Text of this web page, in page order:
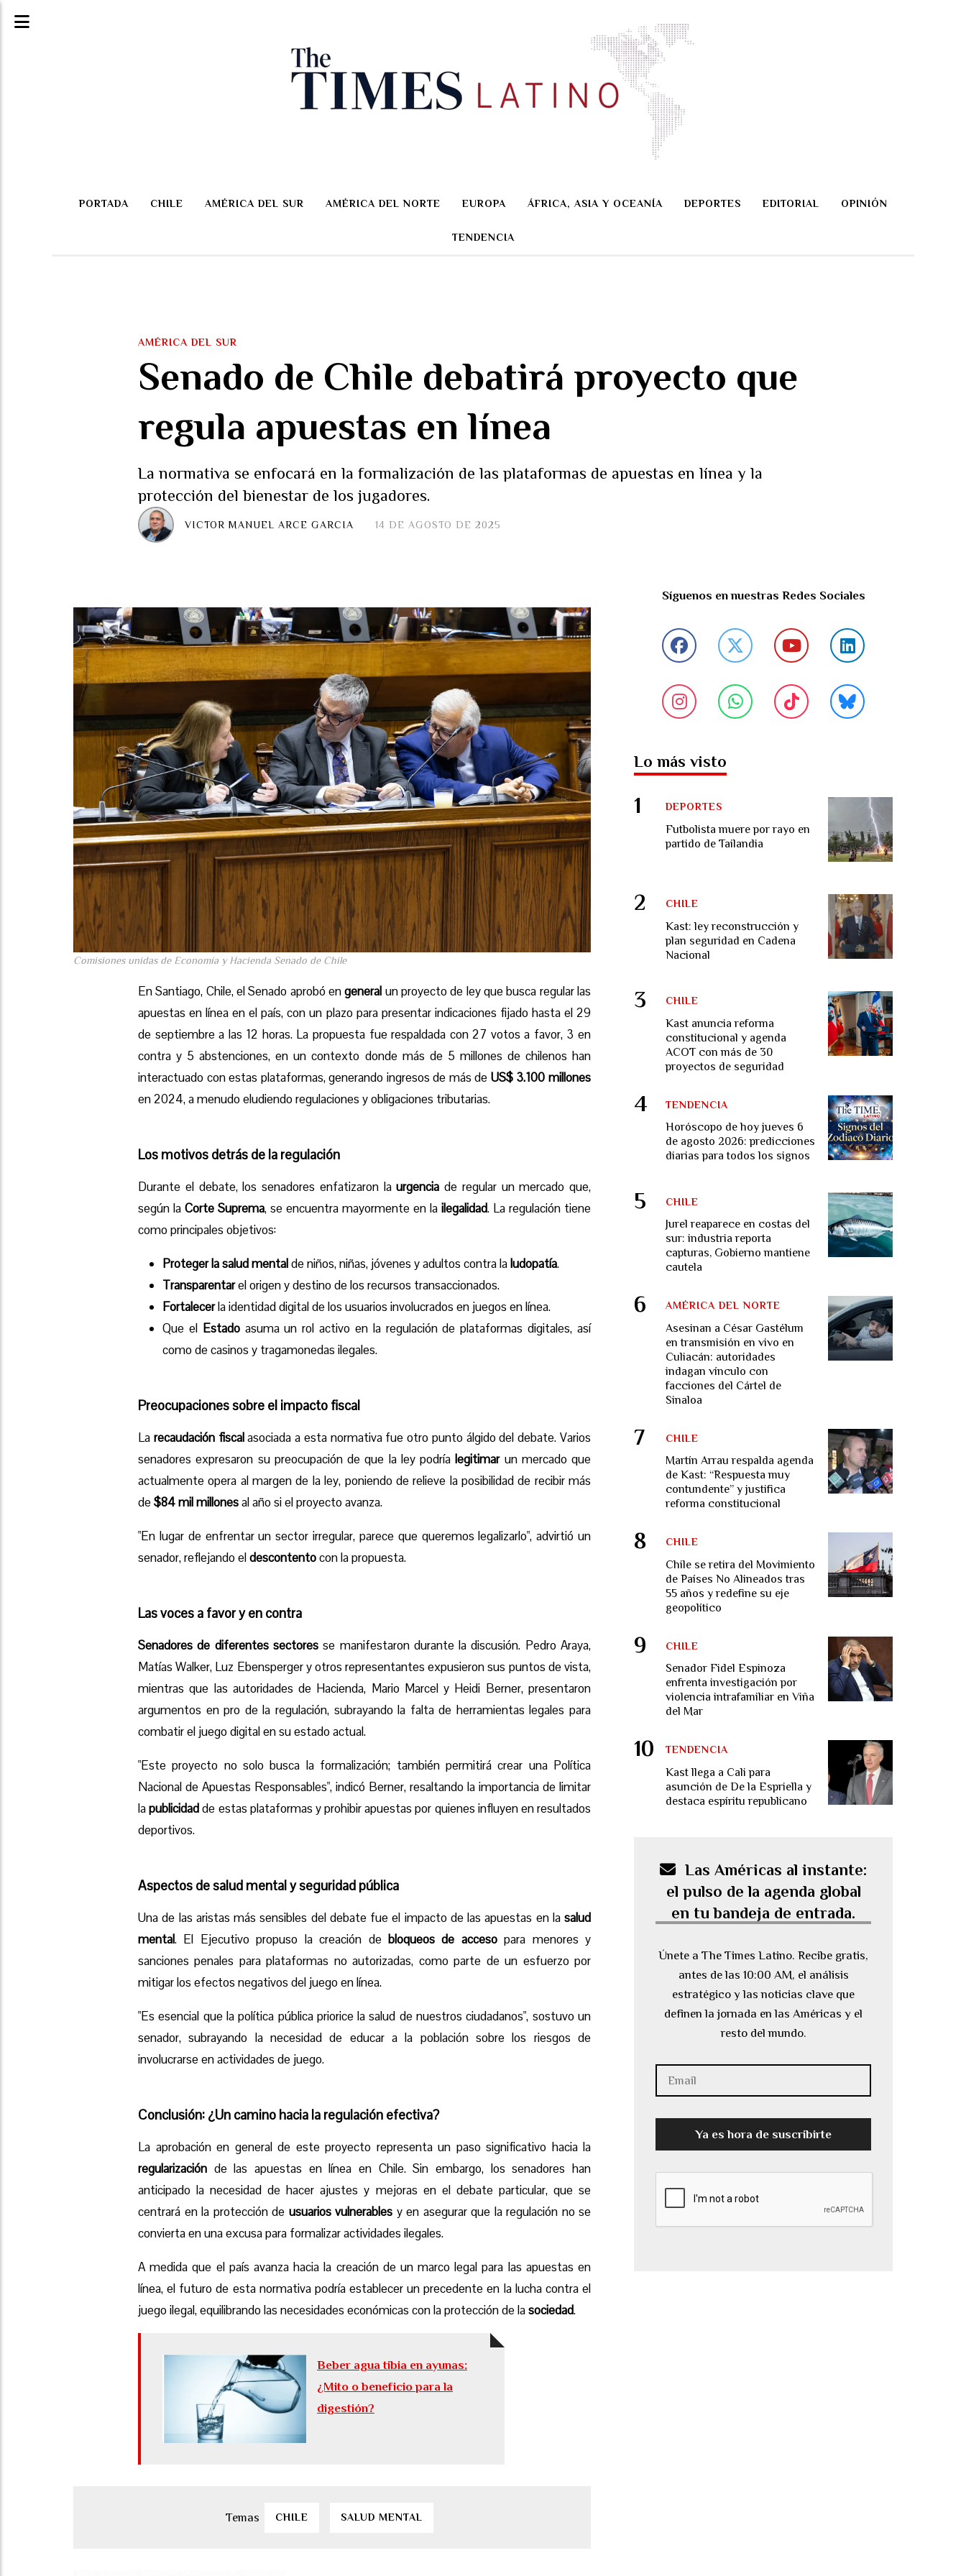
PORTADA CHILE AMÉRICA DEL SUR AMÉRICA DEL NORTE EUROPA ÁFRICA, ASIA Y OCEANÍA DEPORTES EDITORIAL OPINIÓN
TENDENCIA
Senado de Chile debatirá proyecto que
regula apuestas en línea
La normativa se enfocará en la formalización de las plataformas de apuestas en línea y la
protección del bienestar de los jugadores.
AMÉRICA DEL SUR
14 DE AGOSTO DE 2025
VICTOR MANUEL ARCE GARCIA
Comisiones unidas de Economía y Hacienda Senado de Chile
En Santiago, Chile, el Senado aprobó engeneral un proyecto de ley que busca regular las
apuestas en línea en el país, con un plazo para presentar indicaciones fijado hasta el 29
de septiembre a las 12 horas. La propuesta fue respaldada con 27 votos a favor, 3 en
contra y 5 abstenciones, en un contexto donde más de 5 millones de chilenos han
interactuado con estas plataformas, generando ingresos de más de US$ 3.100 millones
en 2024, a menudo eludiendo regulaciones y obligaciones tributarias.
Los motivos detrás de la regulación
Durante el debate, los senadores enfatizaron laurgencia de regular un mercado que,
según la Corte Suprema, se encuentra mayormente en la ilegalidad. La regulación tiene
como principales objetivos:
Proteger la salud mentalde niños, niñas, jóvenes y adultos contra laludopatía.
Transparentarel origen y destino de los recursos transaccionados.
Fortalecerla identidad digital de los usuarios involucrados en juegos en línea.
Que el Estadoasuma un rol activo en la regulación de plataformas digitales, así
como de casinos y tragamonedas ilegales.
Preocupaciones sobre el impacto fiscal
La recaudación fiscalasociada a esta normativa fue otro punto álgido del debate. Varios
senadores expresaron su preocupación de que la ley podríalegitimarun mercado que
actualmente opera al margen de la ley, poniendo de relieve la posibilidad de recibir más
de$84 mil millonesal año si el proyecto avanza.
"En lugar de enfrentar un sector irregular, parece que queremos legalizarlo", advirtió un
senador, reflejando eldescontentocon la propuesta.
Las voces a favor y en contra
Senadores de diferentes sectoresse manifestaron durante la discusión. Pedro Araya,
Matías Walker, Luz Ebensperger y otros representantes expusieron sus puntos de vista,
mientras que las autoridades de Hacienda, Mario Marcel y Heidi Berner, presentaron
argumentos en pro de la regulación, subrayando la falta de herramientas legales para
combatir el juego digital en su estado actual.
"Este proyecto no solo busca la formalización; también permitirá crear una Política
Nacional de Apuestas Responsables", indicó Berner, resaltando la importancia de limitar
lapublicidadde estas plataformas y prohibir apuestas por quienes influyen en resultados
deportivos.
Aspectos de salud mental y seguridad pública
Una de las aristas más sensibles del debate fue el impacto de las apuestas en la salud
mental. El Ejecutivo propuso la creación de bloqueos de accesopara menores y
sanciones penales para plataformas no autorizadas, como parte de un esfuerzo por
mitigar los efectos negativos del juego en línea.
"Es esencial que la política pública priorice la salud de nuestros ciudadanos", sostuvo un
senador, subrayando la necesidad de educar a la población sobre los riesgos de
involucrarse en actividades de juego.
Conclusión: ¿Un camino hacia la regulación efectiva?
La aprobación en general de este proyecto representa un paso significativo hacia la
regularización de las apuestas en línea en Chile. Sin embargo, los senadores han
anticipado la necesidad de hacer ajustes y mejoras en el debate particular, que se
centrará en la protección de usuarios vulnerables y en asegurar que la regulación no se
convierta en una excusa para formalizar actividades ilegales.
A medida que el país avanza hacia la creación de un marco legal para las apuestas en
línea, el futuro de esta normativa podría establecer un precedente en la lucha contra el
juego ilegal, equilibrando las necesidades económicas con la protección de lasociedad.
Beber agua tibia en ayunas:
¿Mito o beneficio para la
digestión?
CHILE SALUD MENTAL
Síguenos en nuestras Redes Sociales
Lo más visto
Futbolista muere por rayo en
partido de Tailandia
DEPORTES
Kast: ley reconstrucción y
plan seguridad en Cadena
Nacional
CHILE
Kast anuncia reforma
constitucional y agenda
ACOT con más de 30
proyectos de seguridad
CHILE
Horóscopo de hoy jueves 6
de agosto 2026: predicciones
diarias para todos los signos
TENDENCIA
Jurel reaparece en costas del
sur: industria reporta
capturas, Gobierno mantiene
cautela
CHILE
Asesinan a César Gastélum
en transmisión en vivo en
Culiacán: autoridades
indagan vínculo con
facciones del Cártel de
Sinaloa
AMÉRICA DEL NORTE
Martín Arrau respalda agenda
de Kast: “Respuesta muy
contundente” y justifica
reforma constitucional
CHILE
Chile se retira del Movimiento
de Países No Alineados tras
55 años y redefine su eje
geopolítico
CHILE
Senador Fidel Espinoza
enfrenta investigación por
violencia intrafamiliar en Viña
del Mar
CHILE
Kast llega a Cali para
asunción de De la Espriella y
destaca espíritu republicano
TENDENCIA
Las Américas al instante:
el pulso de la agenda global
en tu bandeja de entrada.
Únete a The Times Latino. Recibe gratis,
antes de las 10:00 AM, el análisis
estratégico y las noticias clave que
definen la jornada en las Américas y el
resto del mundo.
Ya es hora de suscribirte